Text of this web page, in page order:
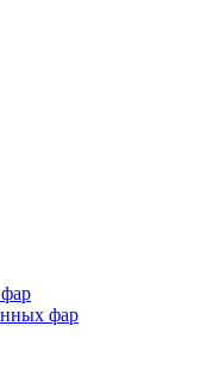
фар